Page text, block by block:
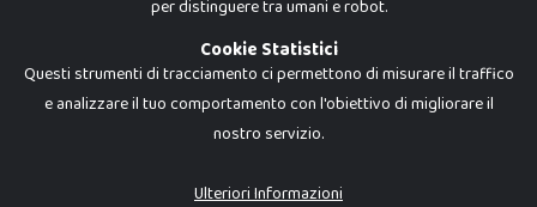
Dadi e Mattoncini è un brand di Giocabene Srl. Ogni riproduzione o utilizzo non
I prezzi e le promozioni pubblicate potrebbero differire da quanto esposto in
per distinguere tra umani e robot.
Cookie Statistici
Questi strumenti di tracciamento ci permettono di misurare il traffico
e analizzare il tuo comportamento con l'obiettivo di migliorare il
nostro servizio.
Ulteriori Informazioni